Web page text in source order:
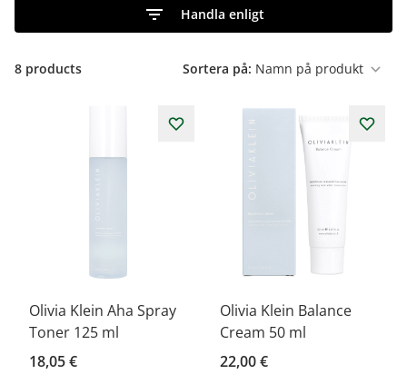
Handla enligt
8 products Sortera på:
Olivia Klein Aha Spray
Toner 125 ml
18,05 €
Olivia Klein Balance
Cream 50 ml
22,00 €